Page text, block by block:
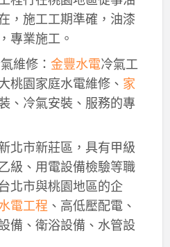
，施工工期準確，油漆
專業施工。
維修： 金豐水電冷氣工
桃園家庭水電維修、 家
、冷氣安裝、服務的專
北市新莊區，具有甲級
級、用電設備檢驗等職
北市與桃園地區的企
電工程 、高低壓配電、
備、衛浴設備、水管設